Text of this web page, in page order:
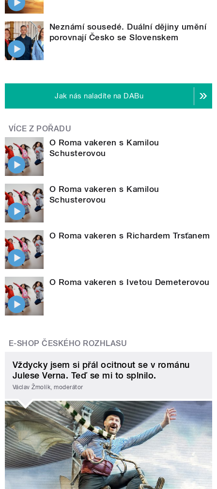
Neznámí sousedé. Duální dějiny umění
porovnají Česko se Slovenskem
Jak nás naladíte na DABu
VÍCE Z POŘADU
O Roma vakeren s Kamilou
Schusterovou
O Roma vakeren s Kamilou
Schusterovou
O Roma vakeren s Richardem Trsťanem
O Roma vakeren s Ivetou Demeterovou
E-SHOP ČESKÉHO ROZHLASU
Vždycky jsem si přál ocitnout se v románu
Julese Verna. Teď se mi to splnilo.
Václav Žmolík, moderátor